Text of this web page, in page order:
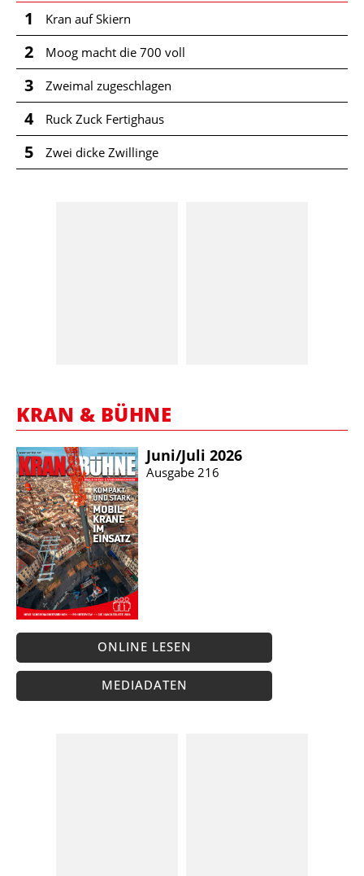
1 Kran auf Skiern
2 Moog macht die 700 voll
3 Zweimal zugeschlagen
4 Ruck Zuck Fertighaus
5 Zwei dicke Zwillinge
KRAN & BÜHNE
Juni/​Juli 2026
Ausgabe 216
ONLINE LESEN
MEDIADATEN